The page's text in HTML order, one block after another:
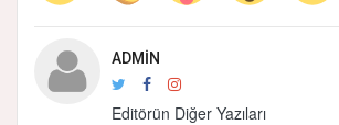
ADMIN
Editörün Diğer Yazıları